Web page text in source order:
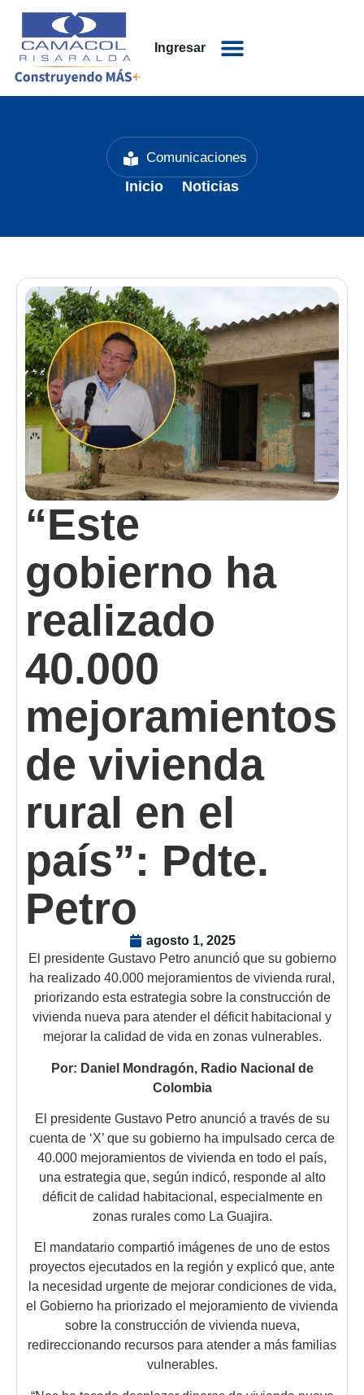
Ingresar
Comunicaciones
Inicio Noticias
“Este
gobierno ha
realizado
40.000
mejoramientos
de vivienda
rural en el
país”: Pdte.
Petro
agosto 1, 2025
El presidente Gustavo Petro anunció que su gobierno
ha realizado 40.000 mejoramientos de vivienda rural,
priorizando esta estrategia sobre la construcción de
vivienda nueva para atender el déficit habitacional y
mejorar la calidad de vida en zonas vulnerables.
Por: Daniel Mondragón, Radio Nacional de
Colombia
El presidente Gustavo Petro anunció a través de su
cuenta de ‘X’ que su gobierno ha impulsado cerca de
40.000 mejoramientos de vivienda en todo el país,
una estrategia que, según indicó, responde al alto
déficit de calidad habitacional, especialmente en
zonas rurales como La Guajira.
El mandatario compartió imágenes de uno de estos
proyectos ejecutados en la región y explicó que, ante
la necesidad urgente de mejorar condiciones de vida,
el Gobierno ha priorizado el mejoramiento de vivienda
sobre la construcción de vivienda nueva,
redireccionando recursos para atender a más familias
vulnerables.